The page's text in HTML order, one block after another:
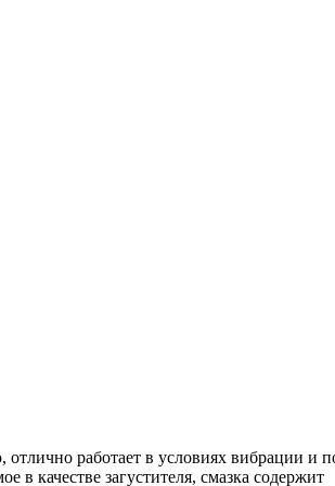
отлично работает в условиях вибрации и
в качестве загустителя, смазка содержит